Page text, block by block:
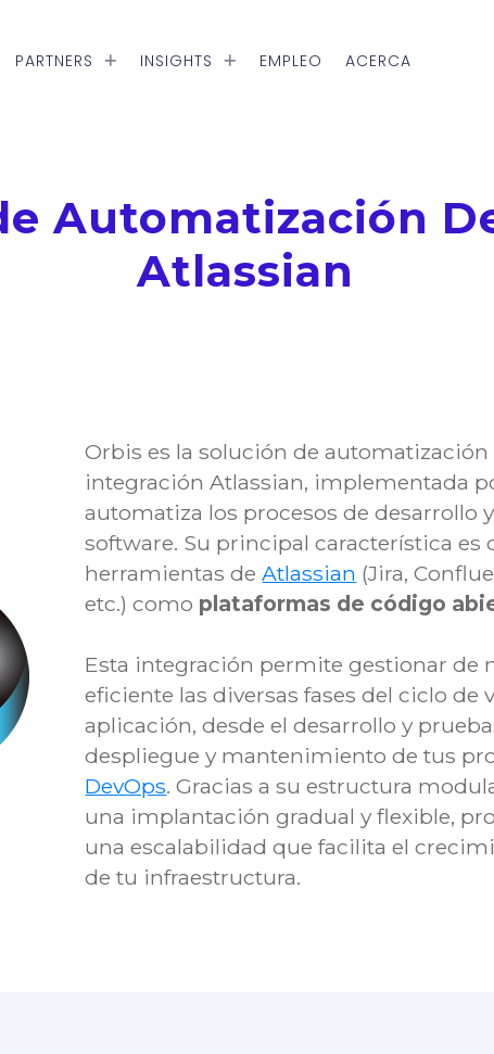
PARTNERS INSIGHTS EMPLEO ACERCA
Automatización
Atlassian
Orbis es la solución de automatización
integración Atlassian, implementada
automatiza los procesos de desarrollo
software. Su principal característica es
herramientas deAtlassian (Jira,
etc.) como plataformas de código
Esta integración permite gestionar de
eficiente las diversas fases del ciclo de
aplicación, desde el desarrollo y
despliegue y mantenimiento de tus
DevOps. Gracias a su estructura
una implantación gradual y flexible,
una escalabilidad que facilita el
de tu infraestructura.